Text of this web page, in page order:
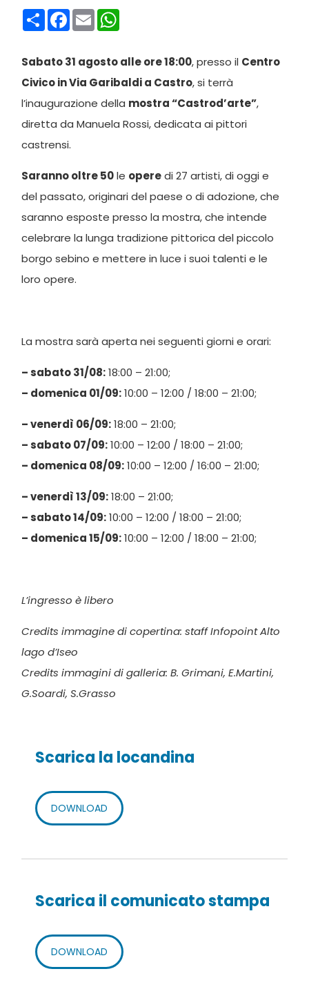
CondividiFacebook
Email
Sabato 31 agosto alle ore 18:00, presso il Centro
Civico in Via Garibaldi a Castro, si terrà
l’inaugurazione della mostra “Castrod’arte”,
diretta da Manuela Rossi, dedicata ai pittori
castrensi.
Saranno oltre 50le operedi 27 artisti, di oggi e
del passato, originari del paese o di adozione, che
saranno esposte presso la mostra, che intende
celebrare la lunga tradizione pittorica del piccolo
borgo sebino e mettere in luce i suoi talenti e le
loro opere.
La mostra sarà aperta nei seguenti giorni e orari:
– sabato 31/08:18:00 – 21:00;
– domenica 01/09:10:00 – 12:00 / 18:00 – 21:00;
– venerdì 06/09:18:00 – 21:00;
– sabato 07/09:10:00 – 12:00 / 18:00 – 21:00;
– domenica 08/09:10:00 – 12:00 / 16:00 – 21:00;
– venerdì 13/09:18:00 – 21:00;
– sabato 14/09:10:00 – 12:00 / 18:00 – 21:00;
– domenica 15/09:10:00 – 12:00 / 18:00 – 21:00;
L’ingresso è libero
Credits immagine di copertina: staff Infopoint Alto
lago d’Iseo
Credits immagini di galleria: B. Grimani, E.Martini,
G.Soardi, S.Grasso
Scarica la locandina
DOWNLOAD
Scarica il comunicato stampa
DOWNLOAD